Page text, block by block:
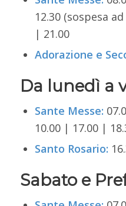
12.30 (sospesa
| 21.00
Adorazione e
Da lunedì a
Sante Messe:
10.00 | 17.00 |
Santo Rosario:
Sabato e